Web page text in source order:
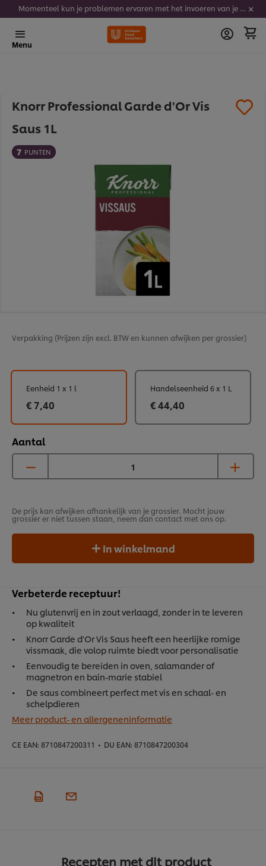
Momenteel kun je problemen ervaren met het invoeren van je stickercodes. We werken er hard aan om dit op te lossen.
Menu
Knorr Professional Garde d'Or Vis
Saus 1L
7 PUNTEN
Verpakking (Prijzen zijn excl. BTW en kunnen afwijken per grossier)
Aantal
Eenheid 1 x 1 l
€ 7,40
Handelseenheid 6 x 1 L
€ 44,40
De prijs kan afwijken afhankelijk van je grossier. Mocht jouw
grossier er niet tussen staan, neem dan contact met ons op.
In winkelmand
Verbeterde receptuur!
Nu glutenvrij en in zout verlaagd, zonder in te leveren
op kwaliteit
Knorr Garde d'Or Vis Saus heeft een heerlijke romige
vissmaak, die volop ruimte biedt voor personalisatie
Eenvoudig te bereiden in oven, salamander of
magnetron en bain-marie stabiel
De saus combineert perfect met vis en schaal- en
schelpdieren
Meer product- en allergeneninformatie
CE EAN: 8710847200311 • DU EAN: 8710847200304
Recepten met dit product